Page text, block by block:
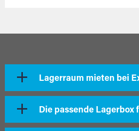
Lagerraum mieten bei
Die passende Lagerbox